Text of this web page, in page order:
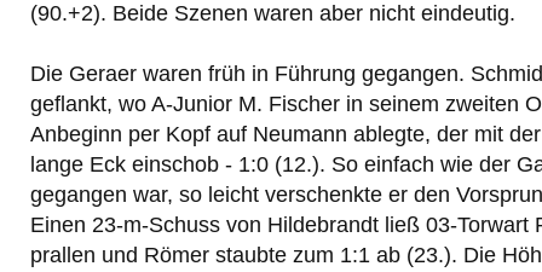
(90.+2). Beide Szenen waren aber nicht eindeutig.
Die Geraer waren früh in Führung gegangen.
geflankt, wo A-Junior M. Fischer in seinem zweiten
Anbeginn per Kopf auf Neumann ablegte, der mit
lange Eck einschob - 1:0 (12.). So einfach wie der
gegangen war, so leicht verschenkte er den
Einen 23-m-Schuss von Hildebrandt ließ 03-Torwart
prallen und Römer staubte zum 1:1 ab (23.). Die